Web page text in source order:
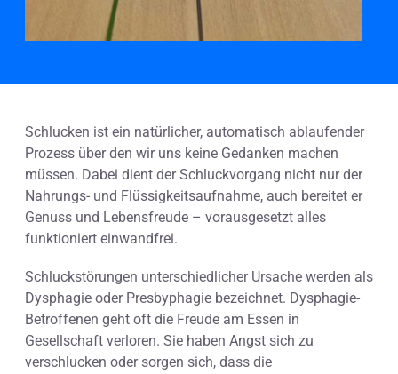
Schlucken ist ein natürlicher, automatisch ablaufender
Prozess über den wir uns keine Gedanken machen
müssen. Dabei dient der Schluckvorgang nicht nur der
Nahrungs- und Flüssigkeitsaufnahme, auch bereitet er
Genuss und Lebensfreude – vorausgesetzt alles
funktioniert einwandfrei.
Schluckstörungen unterschiedlicher Ursache werden als
Dysphagie oder Presbyphagie bezeichnet. Dysphagie-
Betroffenen geht oft die Freude am Essen in
Gesellschaft verloren. Sie haben Angst sich zu
verschlucken oder sorgen sich, dass die